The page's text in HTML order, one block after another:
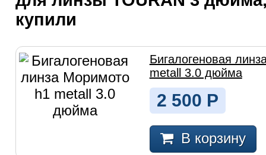
купили
Бигалогеновая
metall 3.0 дюйма
2 500 Р
В корзину